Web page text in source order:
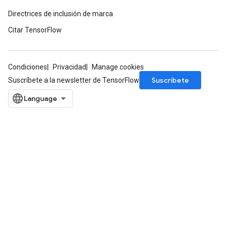
Directrices de inclusión de marca
Citar TensorFlow
Condiciones Privacidad
Manage cookies
Suscríbete a la newsletter de TensorFlow
Suscríbete